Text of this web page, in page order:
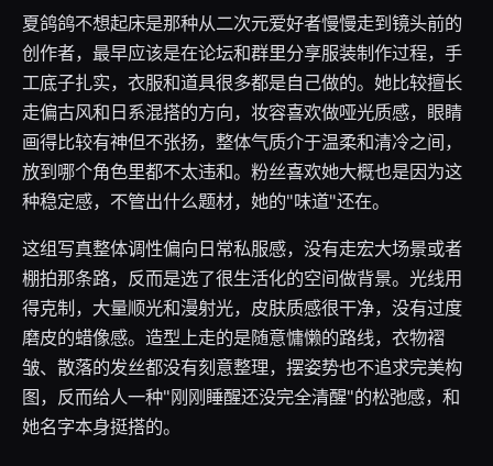
夏鸽鸽不想起床是那种从二次元爱好者慢慢走到镜头前的
创作者，最早应该是在论坛和群里分享服装制作过程，手
工底子扎实，衣服和道具很多都是自己做的。她比较擅长
走偏古风和日系混搭的方向，妆容喜欢做哑光质感，眼睛
画得比较有神但不张扬，整体气质介于温柔和清冷之间，
放到哪个角色里都不太违和。粉丝喜欢她大概也是因为这
种稳定感，不管出什么题材，她的"味道"还在。
这组写真整体调性偏向日常私服感，没有走宏大场景或者
棚拍那条路，反而是选了很生活化的空间做背景。光线用
得克制，大量顺光和漫射光，皮肤质感很干净，没有过度
磨皮的蜡像感。造型上走的是随意慵懒的路线，衣物褶
皱、散落的发丝都没有刻意整理，摆姿势也不追求完美构
图，反而给人一种"刚刚睡醒还没完全清醒"的松弛感，和
她名字本身挺搭的。